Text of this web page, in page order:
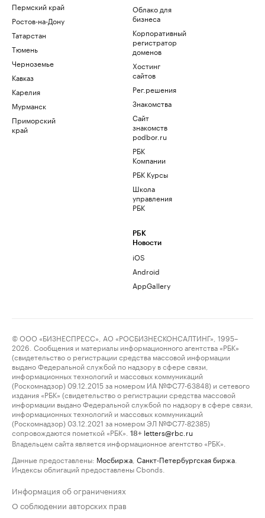
Пермский край
Ростов-на-Дону
Татарстан
Тюмень
Черноземье
Кавказ
Карелия
Мурманск
Приморский
край
Облако для
бизнеса
Корпоративный
регистратор
доменов
Хостинг
сайтов
Рег.решения
Знакомства
Сайт
знакомств
podbor.ru
РБК
Компании
РБК Курсы
Школа
управления
РБК
РБК
Новости
iOS
Android
AppGallery
© ООО «БИЗНЕСПРЕСС», АО «РОСБИЗНЕСКОНСАЛТИНГ», 1995–
2026. Сообщения и материалы информационного агентства «РБК»
(свидетельство о регистрации средства массовой информации
выдано Федеральной службой по надзору в сфере связи,
информационных технологий и массовых коммуникаций
(Роскомнадзор) 09.12.2015 за номером ИА №ФС77-63848) и сетевого
издания «РБК» (свидетельство о регистрации средства массовой
информации выдано Федеральной службой по надзору в сфере связи,
информационных технологий и массовых коммуникаций
(Роскомнадзор) 03.12.2021 за номером ЭЛ №ФС77-82385)
сопровождаются пометкой «РБК».
18+ letters@rbc.ru
Владельцем сайта является информационное агентство «РБК».
Данные предоставлены: Мосбиржа Санкт-Петербургская биржа
Индексы облигаций предоставлены Cbonds.
Информация об ограничениях
О соблюдении авторских прав